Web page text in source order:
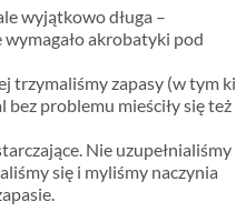
wyjątkowo długa –
wymagało akrobatyki pod
trzymaliśmy zapasy (w tym
problemu mieściły się też
Nie uzupełnialiśmy
się i myliśmy naczynia